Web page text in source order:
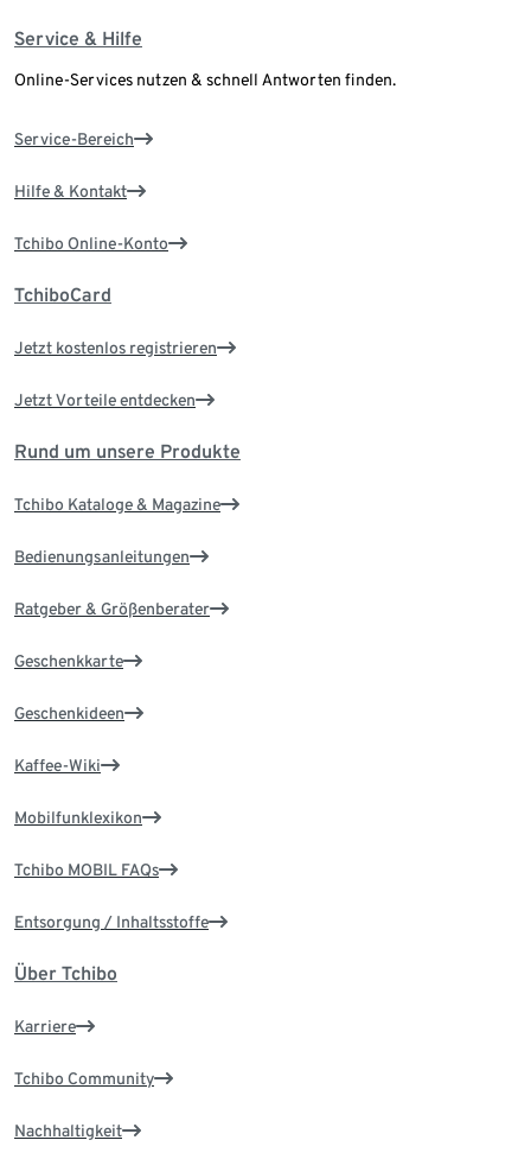
Service & Hilfe
Online-Services nutzen & schnell Antworten finden.
Service-Bereich
Hilfe & Kontakt
Tchibo Online-Konto
TchiboCard
Jetzt kostenlos registrieren
Jetzt Vorteile entdecken
Rund um unsere Produkte
Tchibo Kataloge & Magazine
Bedienungsanleitungen
Ratgeber & Größenberater
Geschenkkarte
Geschenkideen
Kaffee-Wiki
Mobilfunklexikon
Tchibo MOBIL FAQs
Entsorgung / Inhaltsstoffe
Über Tchibo
Karriere
Tchibo Community
Nachhaltigkeit